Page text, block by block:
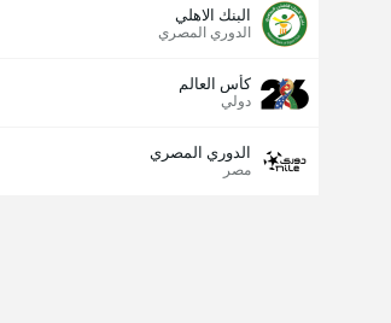
البنك الاهلي
الدوري المصري
كأس العالم
دولي
الدوري المصري
مصر